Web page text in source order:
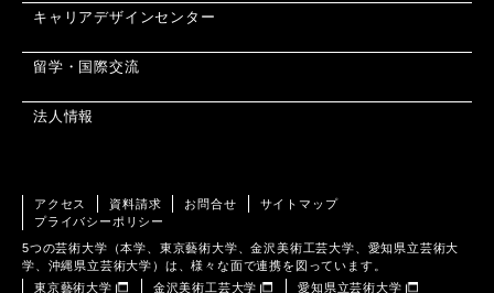
キャリアデザインセンター
留学・国際交流
法人情報
アクセス 資料請求 お問合せ
サイトマップ
プライバシーポリシー
5つの芸術大学（本学、東京藝術大学、金沢美術工芸大学、愛知県立芸術大
学、沖縄県立芸術大学）は、様々な面で連携を図っています。
東京藝術大学
金沢美術工芸大学 愛知県立芸術大学